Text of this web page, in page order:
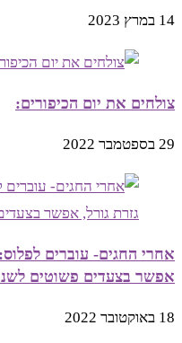
14 במרץ 2023
צולחים את יום הכיפורים:
29 בספטמבר 2022
אחרי החגים- עוברים
אפשר בצעדים פשוטים
18 באוקטובר 2022